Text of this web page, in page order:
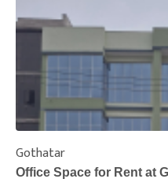
Gothatar
Office Space for Rent at